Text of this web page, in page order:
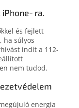
és fejlett
ha súlyos
indít a 112-
nem tudod.
energia